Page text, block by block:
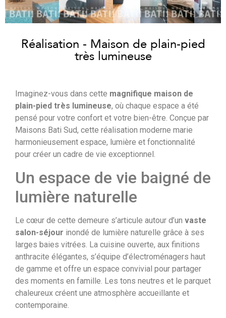
Réalisation - Maison de plain-pied
très lumineuse
Imaginez-vous dans cette magnifique maison de
plain-pied très lumineuse, où chaque espace a été
pensé pour votre confort et votre bien-être. Conçue par
Maisons Bati Sud, cette réalisation moderne marie
harmonieusement espace, lumière et fonctionnalité
pour créer un cadre de vie exceptionnel.
Un espace de vie baigné de
lumière naturelle
Le cœur de cette demeure s’articule autour d’un vaste
salon-séjour inondé de lumière naturelle grâce à ses
larges baies vitrées. La cuisine ouverte, aux finitions
anthracite élégantes, s’équipe d’électroménagers haut
de gamme et offre un espace convivial pour partager
des moments en famille. Les tons neutres et le parquet
chaleureux créent une atmosphère accueillante et
contemporaine.